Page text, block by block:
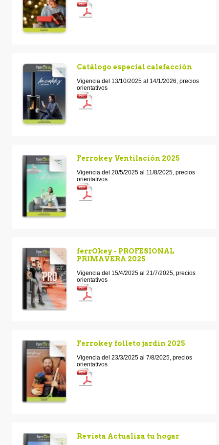
Catálogo especial calefacción
Vigencia del 13/10/2025 al 14/1/2026, precios
orientativos
Ferrokey Ventilación 2025
Vigencia del 20/5/2025 al 11/8/2025, precios
orientativos
ferrOkey - PROFESIONAL
PRIMAVERA 2025
Vigencia del 15/4/2025 al 21/7/2025, precios
orientativos
Ferrokey folleto jardin 2025
Vigencia del 23/3/2025 al 7/8/2025, precios
orientativos
Revista Actualiza tu hogar